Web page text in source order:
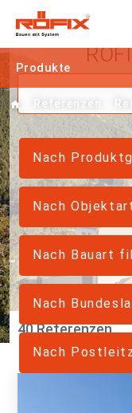
Produkte
Home
Referenzen
Nach
Nach
Nach Bauart
Nach
Nach
40 Referenzen